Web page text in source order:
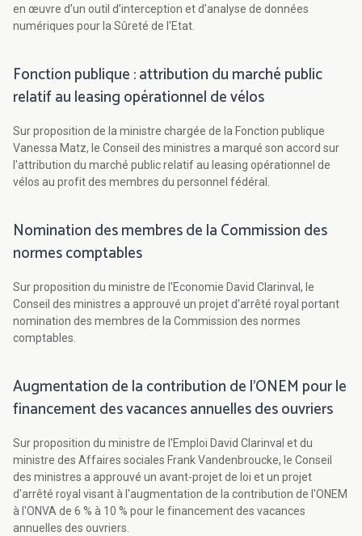
en œuvre d’un outil d’interception et d’analyse de données
numériques pour la Sûreté de l'Etat.
Fonction publique : attribution du marché public
relatif au leasing opérationnel de vélos
Sur proposition de la ministre chargée de la Fonction publique
Vanessa Matz, le Conseil des ministres a marqué son accord sur
l'attribution du marché public relatif au leasing opérationnel de
vélos au profit des membres du personnel fédéral.
Nomination des membres de la Commission des
normes comptables
Sur proposition du ministre de l'Economie David Clarinval, le
Conseil des ministres a approuvé un projet d'arrêté royal portant
nomination des membres de la Commission des normes
comptables.
Augmentation de la contribution de l'ONEM pour le
financement des vacances annuelles des ouvriers
Sur proposition du ministre de l'Emploi David Clarinval et du
ministre des Affaires sociales Frank Vandenbroucke, le Conseil
des ministres a approuvé un avant-projet de loi et un projet
d'arrêté royal visant à l'augmentation de la contribution de l'ONEM
à l'ONVA de 6 % à 10 % pour le financement des vacances
annuelles des ouvriers.